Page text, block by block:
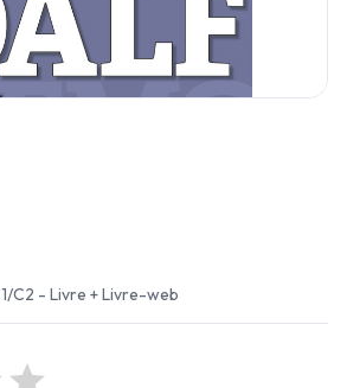
C2 - Livre + Livre-web